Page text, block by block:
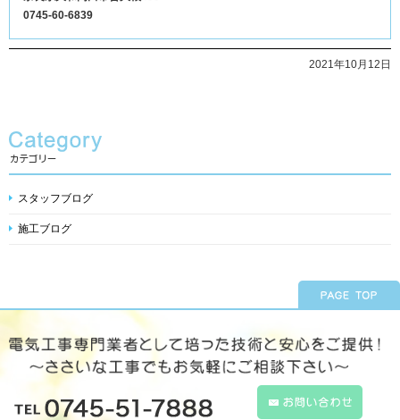
0745-60-6839
2021年10月12日
スタッフブログ
施工ブログ